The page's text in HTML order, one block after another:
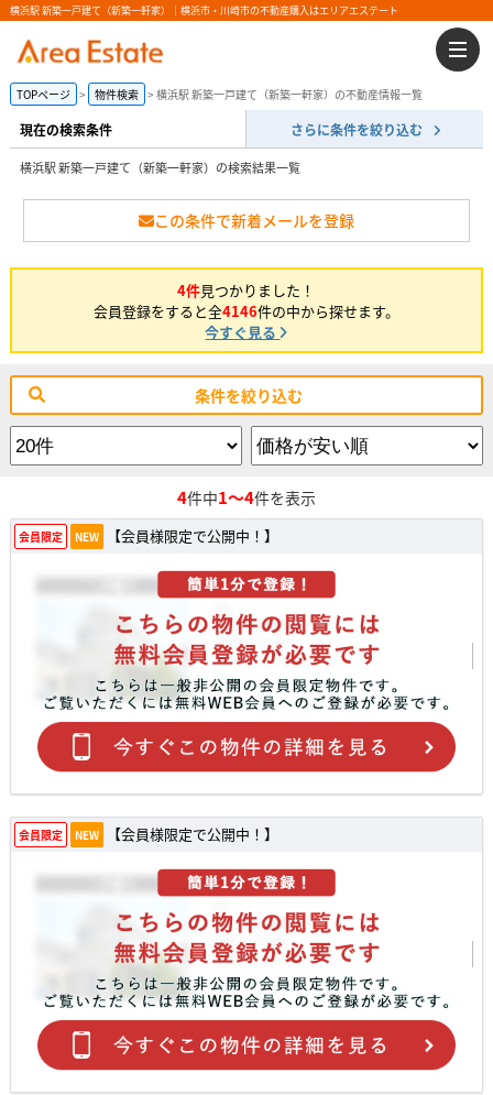
横浜駅 新築一戸建て（新築一軒家）｜横浜市・川崎市の不動産購入はエリアエステート
TOPページ 物件検索 横浜駅 新築一戸建て（新築一軒家）の不動産情報一覧
現在の検索条件 さらに条件を絞り込む
横浜駅 新築一戸建て（新築一軒家）の検索結果一覧
この条件で新着メールを登録
4件見つかりました！
会員登録をすると全4146件の中から探せます。
今すぐ見る
条件を絞り込む
4件中1～4件を表示
会員限定 NEW 【会員様限定で公開中！】
会員限定 NEW 【会員様限定で公開中！】